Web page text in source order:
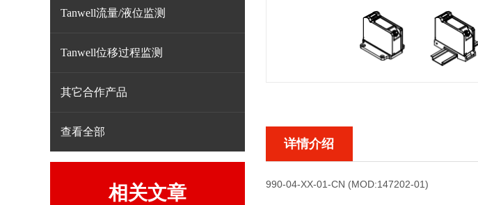
Tanwell流量/液位监测
Tanwell位移过程监测
其它合作产品
查看全部
相关文章
详情介绍
990-04-XX-01-CN (MOD:147202-01)